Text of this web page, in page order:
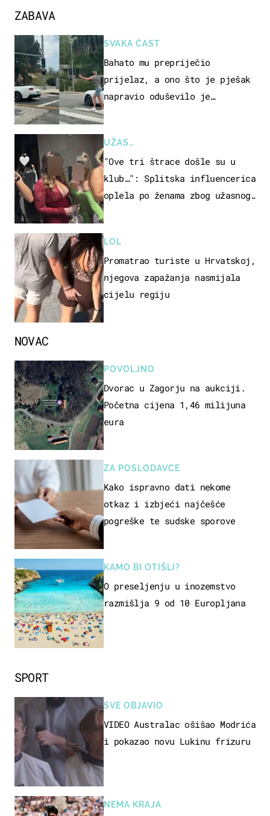
ZABAVA
SVAKA ČAST
Bahato mu prepriječio
prijelaz, a ono što je pješak
napravio oduševilo je
UŽAS…
"Ove tri štrace došle su u
klub…": Splitska influencerica
oplela po ženama zbog užasnog
LOL
Promatrao turiste u Hrvatskoj,
njegova zapažanja nasmijala
cijelu regiju
SPORT
SVE OBJAVIO
VIDEO Australac ošišao Modrića
i pokazao novu Lukinu frizuru
NEMA KRAJA
NOVAC
POVOLJNO
Dvorac u Zagorju na aukciji.
Početna cijena 1,46 milijuna
eura
ZA POSLODAVCE
Kako ispravno dati nekome
otkaz i izbjeći najčešće
pogreške te sudske sporove
KAMO BI OTIŠLI?
O preseljenju u inozemstvo
razmišlja 9 od 10 Europljana